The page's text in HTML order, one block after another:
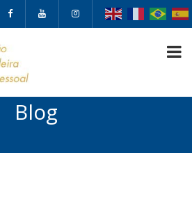
Blog